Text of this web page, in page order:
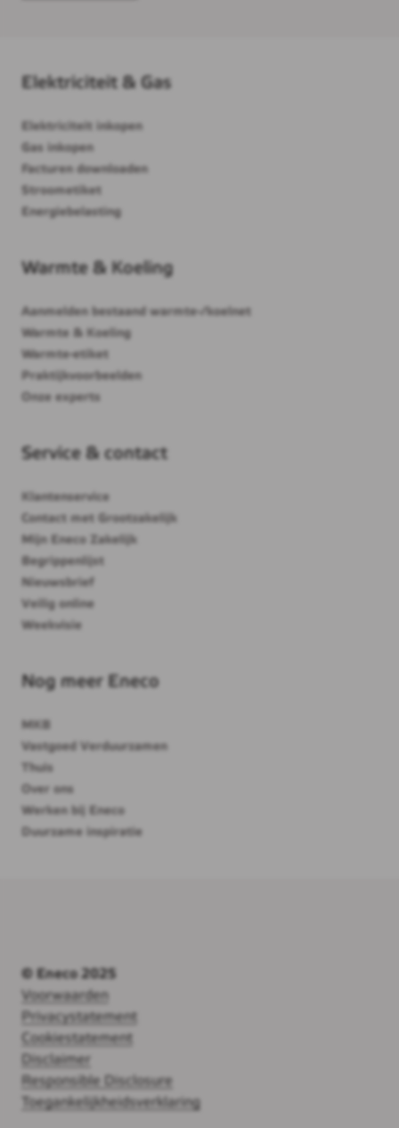
Elektriciteit & Gas
Elektriciteit inkopen
Gas inkopen
Facturen downloaden
Stroometiket
Energiebelasting
Warmte & Koeling
Aanmelden bestaand warmte-/koelnet
Warmte & Koeling
Warmte-etiket
Praktijkvoorbeelden
Onze experts
Service & contact
Klantenservice
Contact met Grootzakelijk
Mijn Eneco Zakelijk
Begrippenlijst
Nieuwsbrief
Veilig online
Weekvisie
Nog meer Eneco
MKB
Vastgoed Verduurzamen
Thuis
Over ons
Werken bij Eneco
Duurzame inspiratie
© Eneco 2025
Voorwaarden
Privacystatement
Cookiestatement
Disclaimer
Responsible Disclosure
Toegankelijkheidsverklaring